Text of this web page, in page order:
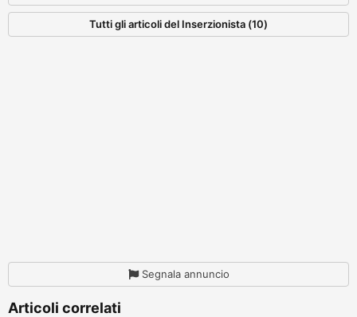
Tutti gli articoli del Inserzionista (10)
Segnala annuncio
Articoli correlati